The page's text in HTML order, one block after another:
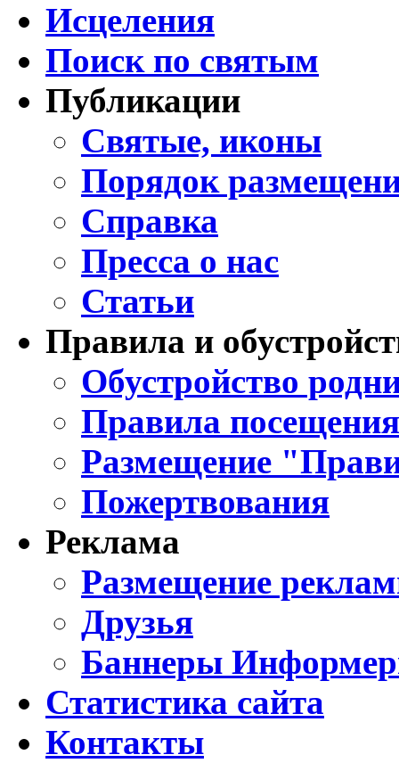
Исцеления
Поиск по святым
Публикации
Святые, иконы
Порядок
Справка
Пресса о нас
Статьи
Правила и
Обустройство
Правила
Размещение
Пожертвования
Реклама
Размещение
Друзья
Баннеры
Статистика сайта
Контакты